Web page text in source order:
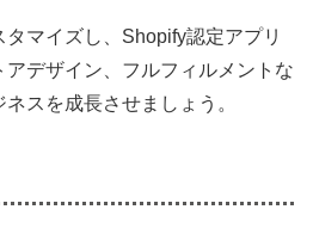
マイズし、Shopify認定アプリ
デザイン、フルフィルメントな
スを成長させましょう。